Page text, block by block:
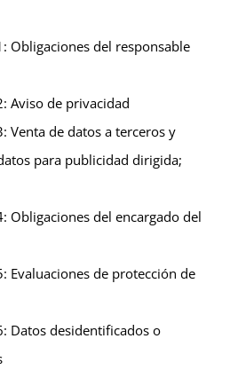
Obligaciones del responsable
Aviso de privacidad
Venta de datos a terceros y
para publicidad dirigida;
Obligaciones del encargado del
Evaluaciones de protección de
Datos desidentificados o